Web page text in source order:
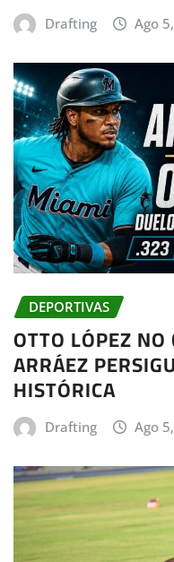
Drafting Ago
DEPORTIVAS
OTTO LÓPEZ NO
ARRÁEZ
HISTÓRICA
Drafting Ago